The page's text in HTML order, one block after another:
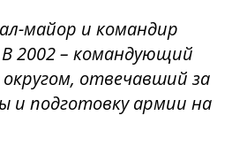
майор и командир
В 2002 – командующий
отвечавший за
и подготовку армии на